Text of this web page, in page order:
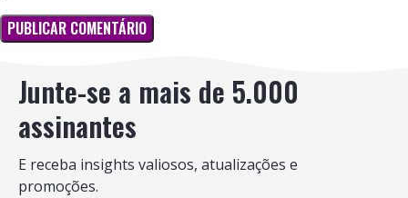
Junte-se a mais de 5.000
assinantes
E receba insights valiosos, atualizações e
promoções.